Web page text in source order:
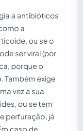
a antibióticos
a
ou se o
ser viral (por
porque o
Também exige
vez a sua
ou se tem
perfuração, já
caso de